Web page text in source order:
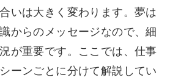
いは大きく変わります。夢は
からのメッセージなので、細
が重要です。ここでは、仕事
ーンごとに分けて解説してい